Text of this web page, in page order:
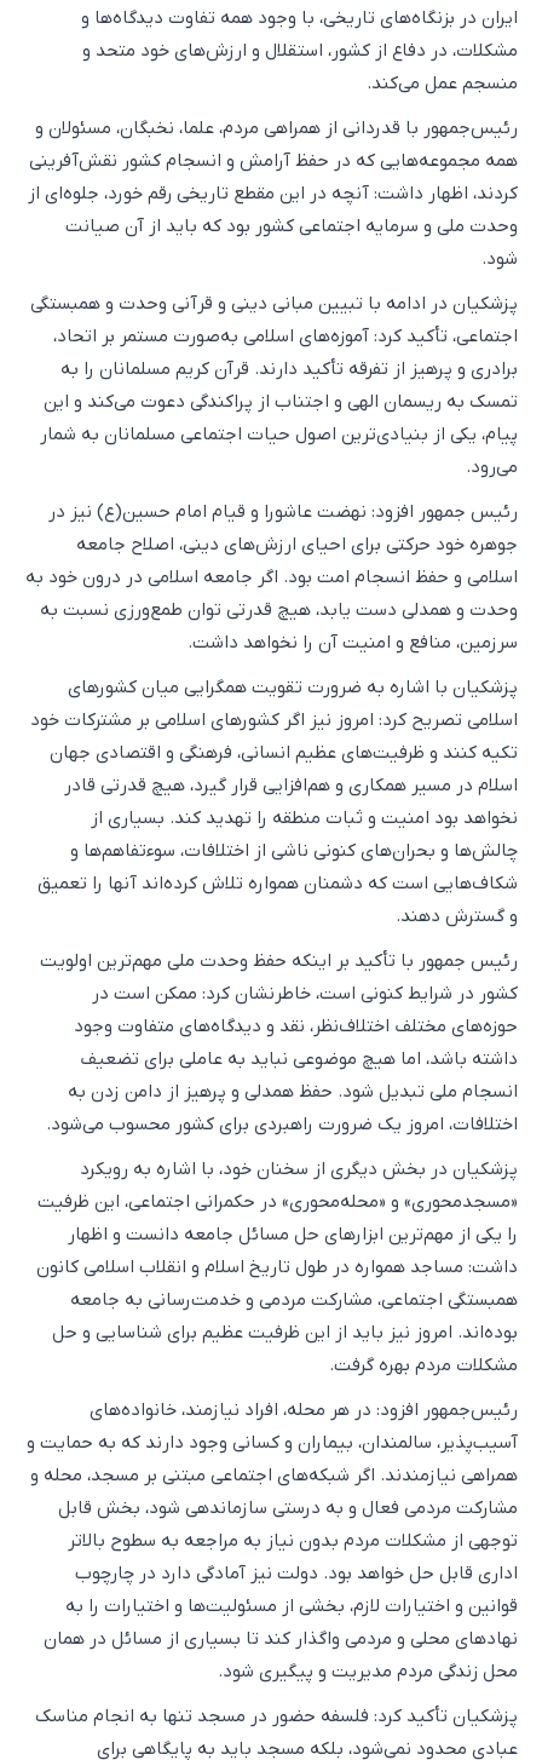
ایران در بزنگاه‌های تاریخی، با وجود همه تفاوت دیدگاه‌ها و
مشکلات، در دفاع از کشور، استقلال و ارزش‌های خود متحد و
منسجم عمل می‌کند.
رئیس‌جمهور با قدردانی از همراهی مردم، علما، نخبگان، مسئولان و
همه مجموعه‌هایی که در حفظ آرامش و انسجام کشور نقش‌آفرینی
کردند، اظهار داشت: آنچه در این مقطع تاریخی رقم خورد، جلوه‌ای از
وحدت ملی و سرمایه اجتماعی کشور بود که باید از آن صیانت
شود.
پزشکیان در ادامه با تبیین مبانی دینی و قرآنی وحدت و همبستگی
اجتماعی، تأکید کرد: آموزه‌های اسلامی به‌صورت مستمر بر اتحاد،
برادری و پرهیز از تفرقه تأکید دارند. قرآن کریم مسلمانان را به
تمسک به ریسمان الهی و اجتناب از پراکندگی دعوت می‌کند و این
پیام، یکی از بنیادی‌ترین اصول حیات اجتماعی مسلمانان به شمار
می‌رود.
رئیس جمهور افزود: نهضت عاشورا و قیام امام حسین(ع) نیز در
جوهره خود حرکتی برای احیای ارزش‌های دینی، اصلاح جامعه
اسلامی و حفظ انسجام امت بود. اگر جامعه اسلامی در درون خود به
وحدت و همدلی دست یابد، هیچ قدرتی توان طمع‌ورزی نسبت به
سرزمین، منافع و امنیت آن را نخواهد داشت.
پزشکیان با اشاره به ضرورت تقویت همگرایی میان کشورهای
اسلامی تصریح کرد: امروز نیز اگر کشورهای اسلامی بر مشترکات خود
تکیه کنند و ظرفیت‌های عظیم انسانی، فرهنگی و اقتصادی جهان
اسلام در مسیر همکاری و هم‌افزایی قرار گیرد، هیچ قدرتی قادر
نخواهد بود امنیت و ثبات منطقه را تهدید کند. بسیاری از
چالش‌ها و بحران‌های کنونی ناشی از اختلافات، سوءتفاهم‌ها و
شکاف‌هایی است که دشمنان همواره تلاش کرده‌اند آنها را تعمیق
و گسترش دهند.
رئیس جمهور با تأکید بر اینکه حفظ وحدت ملی مهم‌ترین اولویت
کشور در شرایط کنونی است، خاطرنشان کرد: ممکن است در
حوزه‌های مختلف اختلاف‌نظر، نقد و دیدگاه‌های متفاوت وجود
داشته باشد، اما هیچ موضوعی نباید به عاملی برای تضعیف
انسجام ملی تبدیل شود. حفظ همدلی و پرهیز از دامن زدن به
اختلافات، امروز یک ضرورت راهبردی برای کشور محسوب می‌شود.
پزشکیان در بخش دیگری از سخنان خود، با اشاره به رویکرد
«مسجدمحوری» و «محله‌محوری» در حکمرانی اجتماعی، این ظرفیت
را یکی از مهم‌ترین ابزارهای حل مسائل جامعه دانست و اظهار
داشت: مساجد همواره در طول تاریخ اسلام و انقلاب اسلامی کانون
همبستگی اجتماعی، مشارکت مردمی و خدمت‌رسانی به جامعه
بوده‌اند. امروز نیز باید از این ظرفیت عظیم برای شناسایی و حل
مشکلات مردم بهره گرفت.
رئیس‌جمهور افزود: در هر محله، افراد نیازمند، خانواده‌های
آسیب‌پذیر، سالمندان، بیماران و کسانی وجود دارند که به حمایت و
همراهی نیازمندند. اگر شبکه‌های اجتماعی مبتنی بر مسجد، محله و
مشارکت مردمی فعال و به درستی سازماندهی شود، بخش قابل
توجهی از مشکلات مردم بدون نیاز به مراجعه به سطوح بالاتر
اداری قابل حل خواهد بود. دولت نیز آمادگی دارد در چارچوب
قوانین و اختیارات لازم، بخشی از مسئولیت‌ها و اختیارات را به
نهادهای محلی و مردمی واگذار کند تا بسیاری از مسائل در همان
محل زندگی مردم مدیریت و پیگیری شود.
پزشکیان تأکید کرد: فلسفه حضور در مسجد تنها به انجام مناسک
عبادی محدود نمی‌شود، بلکه مسجد باید به پایگاهی برای